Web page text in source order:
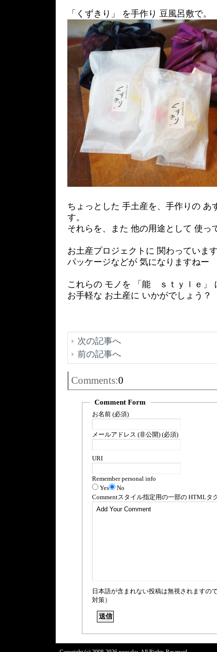
「くずきり」 を手作り 豆風呂敷で。
ちょっとした 手土産を、手作りの あ
す。
それらを、また 他の用途として 使っ
お土産プロジェクトに 関わっていま
パッケージなどが 気になりますねー
これらの モノを 「能 ｓｔｙｌｅ」
お手軽な お土産に いかがでしょう？
次の記事へ
前の記事へ
Comments:0
Comment Form
お名前 (必須)
メールアドレス (非公開) (必須)
URI
Remember personal info
Yes
No
Commentスタイル指定用の一部の HTMLタ
日本語が含まれない投稿は無視されますの
対策）